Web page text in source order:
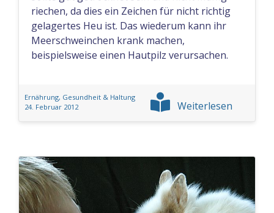
riechen, da dies ein Zeichen für nicht richtig
gelagertes Heu ist. Das wiederum kann ihr
Meerschweinchen krank machen,
beispielsweise einen Hautpilz verursachen.
Ernährung, Gesundheit & Haltung
24. Februar 2012
Weiterlesen